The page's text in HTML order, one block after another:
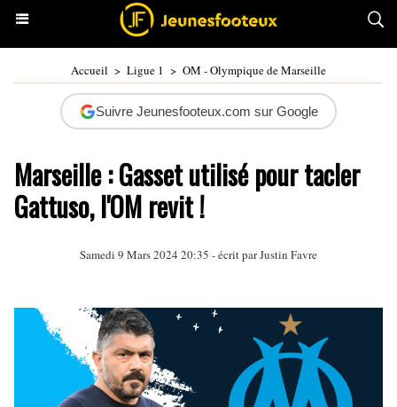
Accueil > Ligue 1 > OM - Olympique de Marseille
Suivre Jeunesfooteux.com sur Google
Marseille : Gasset utilisé pour tacler
Gattuso, l'OM revit !
Samedi 9 Mars 2024 20:35 - écrit parJustin Favre